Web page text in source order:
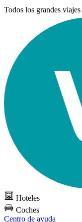
Todos los grandes viajes
Hoteles
Coches
Centro de ayuda